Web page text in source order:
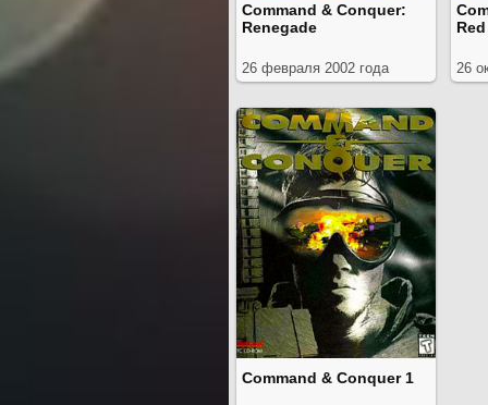
Command & Conquer:
Renegade
26 февраля 2002 года 26
Command & Conquer 1